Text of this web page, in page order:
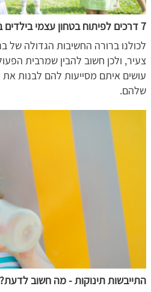
7 דרכים לפיתוח בטחון עצמי בילדים בעזרת חישוק
לכולנו ברורה החשיבות הגדולה של
צעיר, ולכן חשוב להבין שמרבית
עושים איתם מסייעות להם לבנות
שלהם.
התייבשות תינוקות - מה חשוב לדעת?